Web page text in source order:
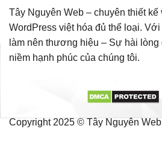
Tây Nguyên Web – chuyên thiết
WordPress việt hóa đủ thể loại.
làm nên thương hiệu – Sự hài lòng
niềm hạnh phúc của chúng tôi.
Copyright 2025 © Tây Nguyên Web